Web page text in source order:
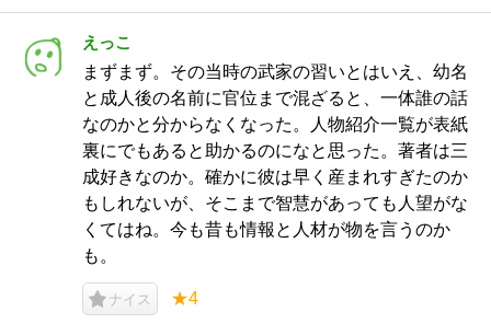
えっこ
まずまず。その当時の武家の習いとはいえ、幼名
と成人後の名前に官位まで混ざると、一体誰の話
なのかと分からなくなった。人物紹介一覧が表紙
裏にでもあると助かるのになと思った。著者は三
成好きなのか。確かに彼は早く産まれすぎたのか
もしれないが、そこまで智慧があっても人望がな
くてはね。今も昔も情報と人材が物を言うのか
も。
ナイス ★4